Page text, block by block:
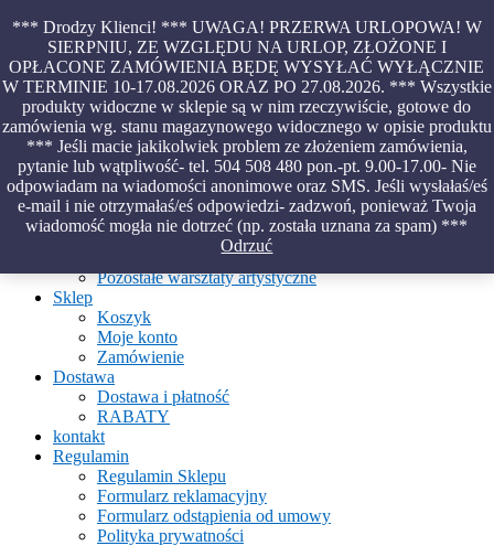
*** Drodzy Klienci! *** UWAGA! PRZERWA URLOPOWA! W
SIERPNIU, ZE WZGLĘDU NA URLOP, ZŁOŻONE I
OPŁACONE ZAMÓWIENIA BĘDĘ WYSYŁAĆ WYŁĄCZNIE
W TERMINIE 10-17.08.2026 ORAZ PO 27.08.2026. *** Wszystkie
produkty widoczne w sklepie są w nim rzeczywiście, gotowe do
zamówienia wg. stanu magazynowego widocznego w opisie produktu
*** Jeśli macie jakikolwiek problem ze złożeniem zamówienia,
pytanie lub wątpliwość- tel. 504 508 480 pon.-pt. 9.00-17.00- Nie
odpowiadam na wiadomości anonimowe oraz SMS. Jeśli wysłałaś/eś
e-mail i nie otrzymałaś/eś odpowiedzi- zadzwoń, ponieważ Twoja
wiadomość mogła nie dotrzeć (np. została uznana za spam) ***
Odrzuć
Skip
content
Piękno malowane na wodzie – papiery marmurkowe – materiały
introligatorskie – oprawy – etui – pudełka
Aktualności
O Pracowni
Ebru
Warsztaty
Warsztaty malowania na wodzie
Pozostałe warsztaty artystyczne
Sklep
Koszyk
Moje konto
Zamówienie
Dostawa
Dostawa i płatność
RABATY
kontakt
Regulamin
Regulamin Sklepu
Formularz reklamacyjny
Formularz odstąpienia od umowy
Polityka prywatności